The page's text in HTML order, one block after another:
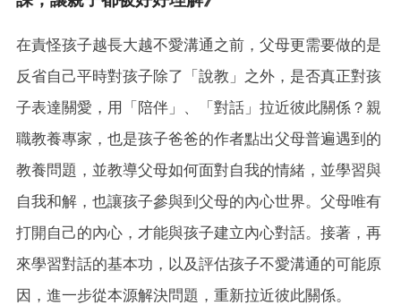
在責怪孩子越長大越不愛溝通之前，父母更需要做的是
反省自己平時對孩子除了「說教」之外，是否真正對孩
子表達關愛，用「陪伴」、「對話」拉近彼此關係？親
職教養專家，也是孩子爸爸的作者點出父母普遍遇到的
教養問題，並教導父母如何面對自我的情緒，並學習與
自我和解，也讓孩子參與到父母的內心世界。父母唯有
打開自己的內心，才能與孩子建立內心對話。接著，再
來學習對話的基本功，以及評估孩子不愛溝通的可能原
因，進一步從本源解決問題，重新拉近彼此關係。